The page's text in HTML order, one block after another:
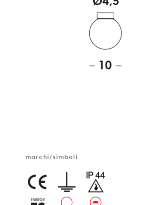
marchi/simboli